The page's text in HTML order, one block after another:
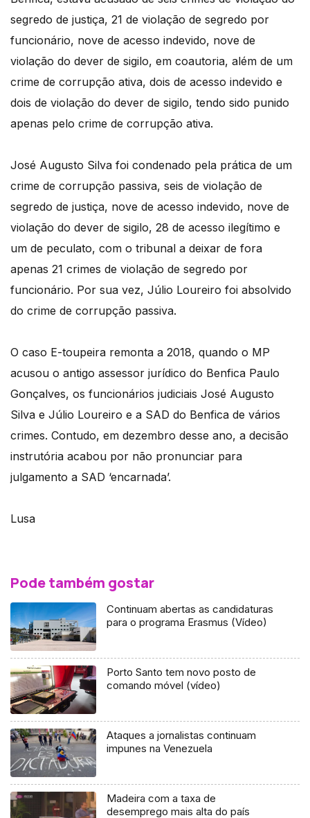
segredo de justiça, 21 de violação de segredo por
funcionário, nove de acesso indevido, nove de
violação do dever de sigilo, em coautoria, além de um
crime de corrupção ativa, dois de acesso indevido e
dois de violação do dever de sigilo, tendo sido punido
apenas pelo crime de corrupção ativa.
José Augusto Silva foi condenado pela prática de um
crime de corrupção passiva, seis de violação de
segredo de justiça, nove de acesso indevido, nove de
violação do dever de sigilo, 28 de acesso ilegítimo e
um de peculato, com o tribunal a deixar de fora
apenas 21 crimes de violação de segredo por
funcionário. Por sua vez, Júlio Loureiro foi absolvido
do crime de corrupção passiva.
O caso E-toupeira remonta a 2018, quando o MP
acusou o antigo assessor jurídico do Benfica Paulo
Gonçalves, os funcionários judiciais José Augusto
Silva e Júlio Loureiro e a SAD do Benfica de vários
crimes. Contudo, em dezembro desse ano, a decisão
instrutória acabou por não pronunciar para
julgamento a SAD ‘encarnada’.
Lusa
Pode também gostar
Continuam abertas as candidaturas
para o programa Erasmus (Vídeo)
Porto Santo tem novo posto de
comando móvel (vídeo)
Ataques a jornalistas continuam
impunes na Venezuela
Madeira com a taxa de
desemprego mais alta do país